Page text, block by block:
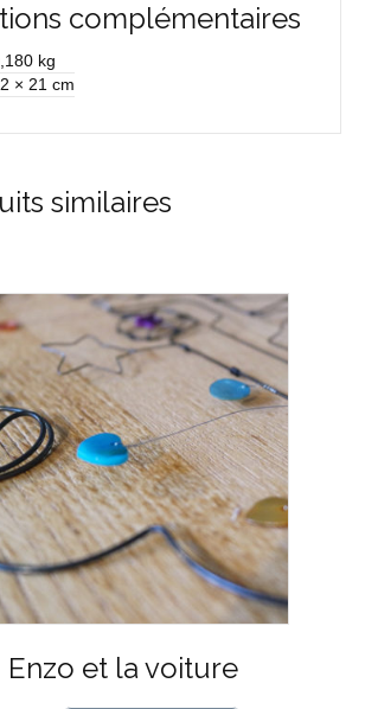
complémentaires
kg
× 21 cm
similaires
Enzo et la voiture